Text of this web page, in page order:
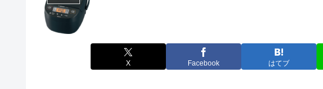
X Facebook はてブ